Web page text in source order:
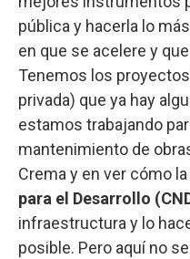
pública y hacerla lo
en que se acelere y
Tenemos los
privada) que ya hay
estamos trabajando
mantenimiento de
Crema y en ver cómo la
para el Desarrollo
infraestructura y lo
posible. Pero aquí no